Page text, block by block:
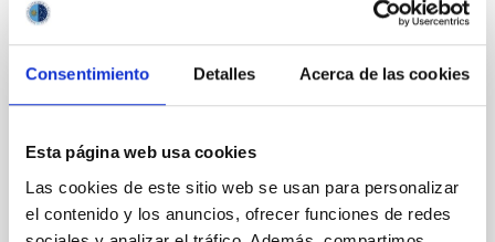
Consentimiento Detalles Acerca de las cookies
Esta página web usa cookies
Las cookies de este sitio web se usan para personalizar
el contenido y los anuncios, ofrecer funciones de redes
Fundacion Galileo Galilei-INAF and the
Instituto de Astrofísica de Canarias on the
housing works for the Strip Telescope at
the Teide Observatory
framework of FGG-INAF and the IAC for the
installation of the STRIP telescope at the Teide
Observatory